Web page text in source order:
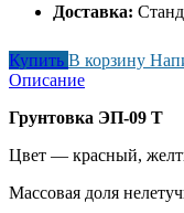
Доставка:
Купить В корзину
Описание
Грунтовка ЭП-09 Т
Цвет — красный,
Массовая доля